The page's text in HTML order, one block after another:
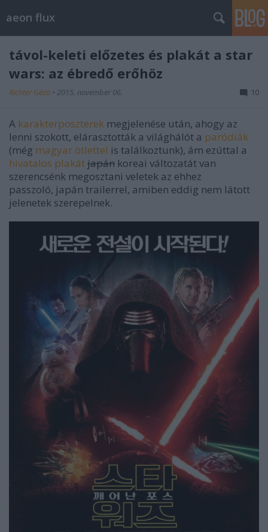
aeon flux
távol-keleti előzetes és plakát a star
wars: az ébredő erőhöz
Richter Géza • 2015. november 06. 10
A karakterposzterek megjelenése után, ahogy az
lenni szokott, elárasztották a világhálót a paródiák
(még magyar ötlettel is találkoztunk), ám ezúttal a
hivatalos plakátjapán koreai változatát van
szerencsénk megosztani veletek az ehhez
passzoló, japán trailerrel, amiben eddig nem látott
jelenetek szerepelnek.